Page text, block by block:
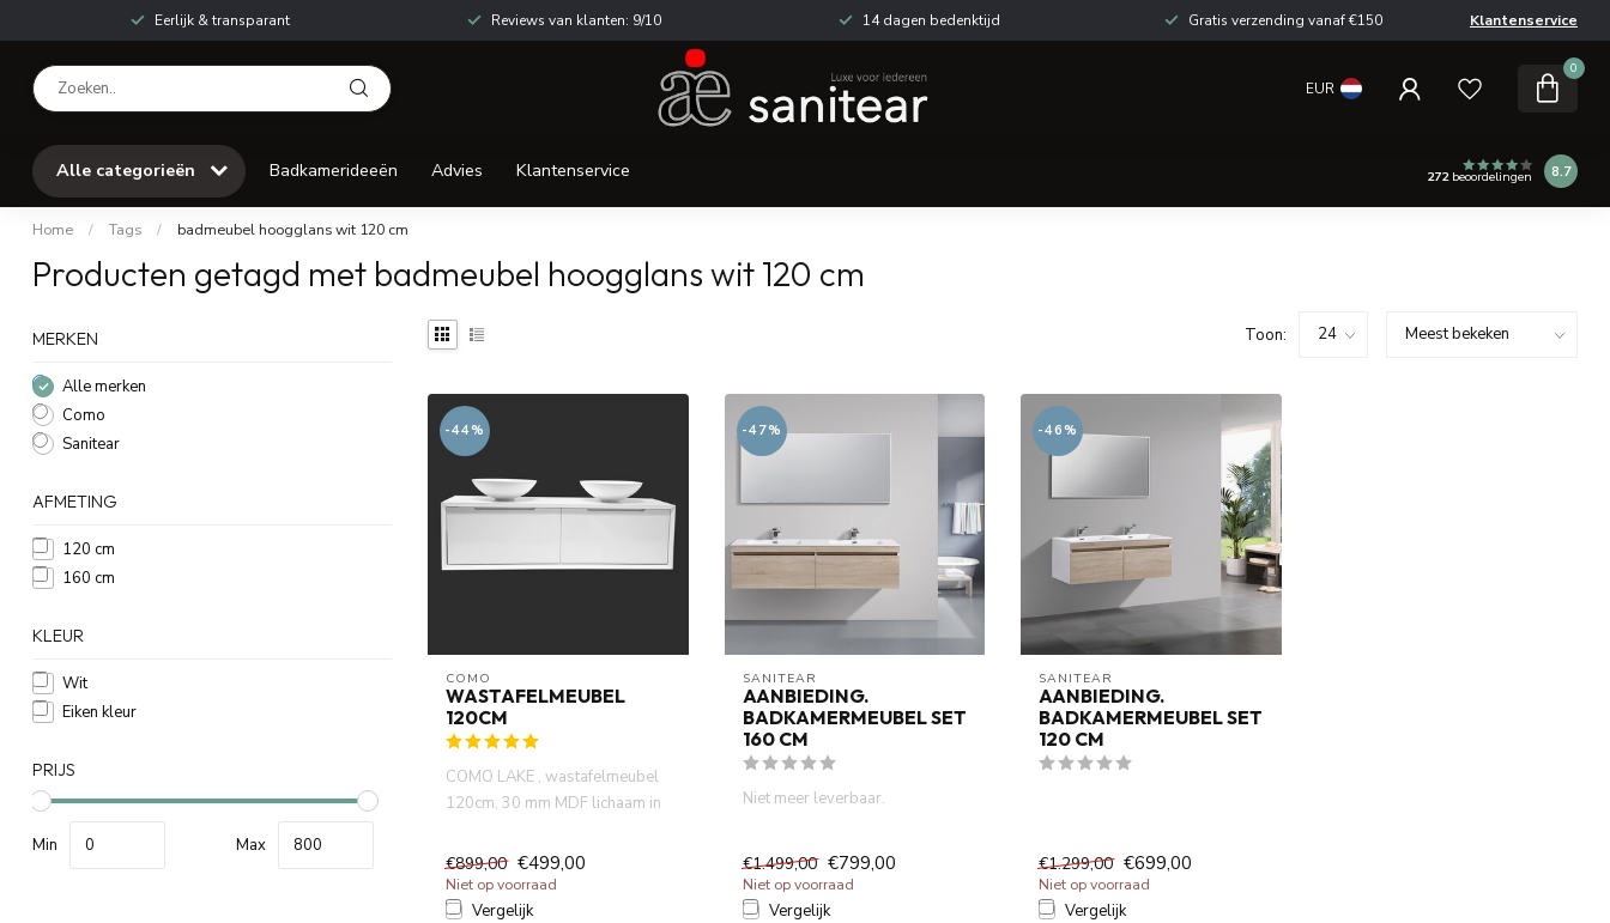
Eerlijk & transparant Reviews van klanten: 9/10 14 dagen bedenktijd Gratis verzending vanaf €150 Klantenservice
EUR
0
Alle categorieën Badkamerideeën Advies Klantenservice 272beoordelingen 8.7
Home / Tags / badmeubel hoogglans wit 120 cm
Producten getagd met badmeubel hoogglans wit 120 cm
MERKEN
Alle merken
Como
Sanitear
AFMETING
120 cm
160 cm
KLEUR
Wit
Eiken kleur
PRIJS
Min Max
Toon:
-44%
COMO
WASTAFELMEUBEL
120CM
COMO LAKE , wastafelmeubel
120cm, 30 mm MDF lichaam in
€899,00 €499,00
Niet op voorraad
Vergelijk
-47%
SANITEAR
AANBIEDING.
BADKAMERMEUBEL SET
160 CM
Niet meer leverbaar.
€1.499,00 €799,00
Niet op voorraad
Vergelijk
-46%
SANITEAR
AANBIEDING.
BADKAMERMEUBEL SET
120 CM
€1.299,00 €699,00
Niet op voorraad
Vergelijk